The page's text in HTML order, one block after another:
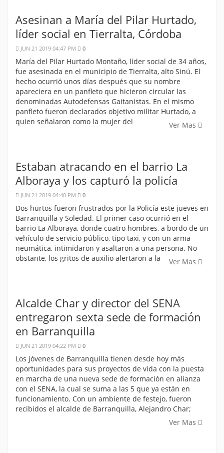
Asesinan a María del Pilar Hurtado,
líder social en Tierralta, Córdoba
JUN 21 2019 04:47 PM 0
María del Pilar Hurtado Montaño, líder social de 34 años,
fue asesinada en el municipio de Tierralta, alto Sinú. El
hecho ocurrió unos días después que su nombre
apareciera en un panfleto que hicieron circular las
denominadas Autodefensas Gaitanistas. En el mismo
panfleto fueron declarados objetivo militar Hurtado, a
quien señalaron como la mujer del
Ver Mas
Estaban atracando en el barrio La
Alboraya y los capturó la policía
JUN 21 2019 04:40 PM 0
Dos hurtos fueron frustrados por la Policía este jueves en
Barranquilla y Soledad. El primer caso ocurrió en el
barrio La Alboraya, donde cuatro hombres, a bordo de un
vehículo de servicio público, tipo taxi, y con un arma
neumática, intimidaron y asaltaron a una persona. No
obstante, los gritos de auxilio alertaron a la
Ver Mas
Alcalde Char y director del SENA
entregaron sexta sede de formación
en Barranquilla
JUN 21 2019 04:22 PM 0
Los jóvenes de Barranquilla tienen desde hoy más
oportunidades para sus proyectos de vida con la puesta
en marcha de una nueva sede de formación en alianza
con el SENA, la cual se suma a las 5 que ya están en
funcionamiento. Con un ambiente de festejo, fueron
recibidos el alcalde de Barranquilla, Alejandro Char;
Ver Mas